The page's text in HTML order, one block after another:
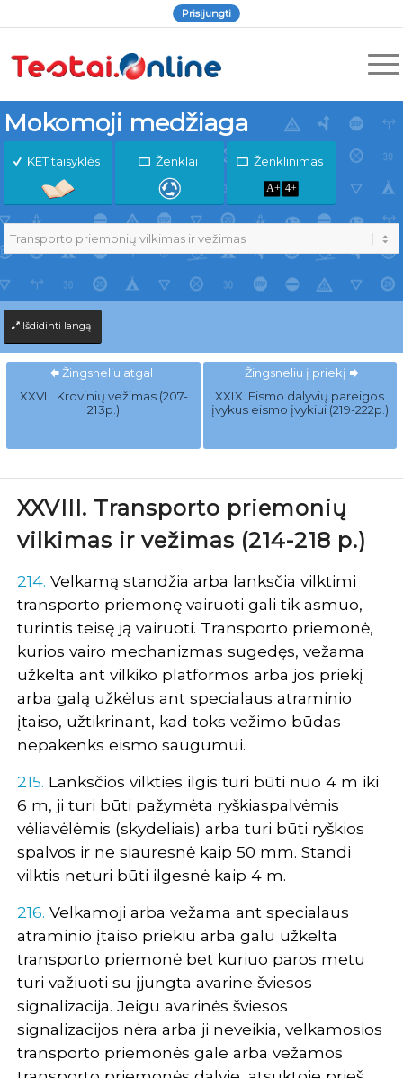
Prisijungti
Mokomoji medžiaga
KET taisyklės Ženklai Ženklinimas
Išdidinti langą
Žingsneliu atgal
XXVII. Krovinių vežimas (207-
213p.)
Žingsneliu į priekį
XXIX. Eismo dalyvių pareigos
įvykus eismo įvykiui (219-222p.)
XXVIII. Transporto priemonių
vilkimas ir vežimas (214-218 p.)
214. Velkamą standžia arba lanksčia vilktimi
transporto priemonę vairuoti gali tik asmuo,
turintis teisę ją vairuoti. Transporto priemonė,
kurios vairo mechanizmas sugedęs, vežama
užkelta ant vilkiko platformos arba jos priekį
arba galą užkėlus ant specialaus atraminio
įtaiso, užtikrinant, kad toks vežimo būdas
nepakenks eismo saugumui.
215. Lanksčios vilkties ilgis turi būti nuo 4 m iki
6 m, ji turi būti pažymėta ryškiaspalvėmis
vėliavėlėmis (skydeliais) arba turi būti ryškios
spalvos ir ne siauresnė kaip 50 mm. Standi
vilktis neturi būti ilgesnė kaip 4 m.
216. Velkamoji arba vežama ant specialaus
atraminio įtaiso priekiu arba galu užkelta
transporto priemonė bet kuriuo paros metu
turi važiuoti su įjungta avarine šviesos
signalizacija. Jeigu avarinės šviesos
signalizacijos nėra arba ji neveikia, velkamosios
transporto priemonės gale arba vežamos